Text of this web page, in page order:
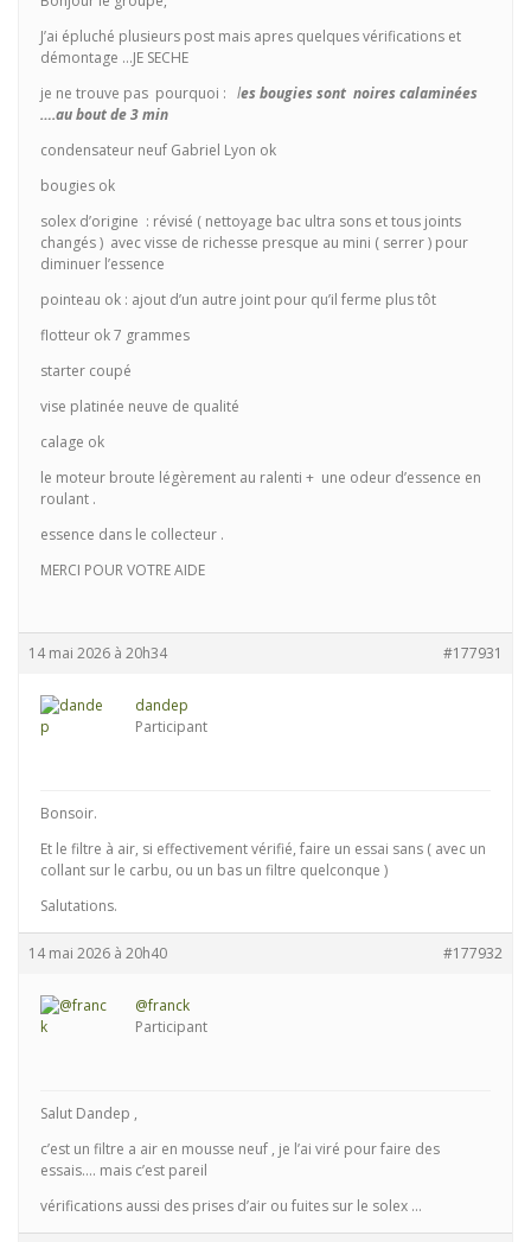
J’ai épluché plusieurs post mais apres quelques vérifications et
démontage …JE SECHE
je ne trouve pas pourquoi : les bougies sont noires calaminées
….au bout de 3 min
condensateur neuf Gabriel Lyon ok
bougies ok
solex d’origine : révisé ( nettoyage bac ultra sons et tous joints
changés ) avec visse de richesse presque au mini ( serrer ) pour
diminuer l’essence
pointeau ok : ajout d’un autre joint pour qu’il ferme plus tôt
flotteur ok 7 grammes
starter coupé
vise platinée neuve de qualité
calage ok
le moteur broute légèrement au ralenti + une odeur d’essence en
roulant .
essence dans le collecteur .
MERCI POUR VOTRE AIDE
14 mai 2026 à 20h34 #177931
dandep
Participant
Bonsoir.
Et le filtre à air, si effectivement vérifié, faire un essai sans ( avec un
collant sur le carbu, ou un bas un filtre quelconque )
Salutations.
14 mai 2026 à 20h40 #177932
@franck
Participant
Salut Dandep ,
c’est un filtre a air en mousse neuf , je l’ai viré pour faire des
essais…. mais c’est pareil
vérifications aussi des prises d’air ou fuites sur le solex …